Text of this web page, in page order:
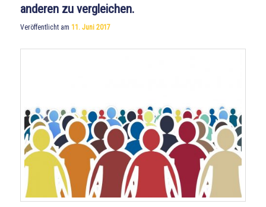
anderen zu vergleichen.
Veröffentlicht am11. Juni 2017